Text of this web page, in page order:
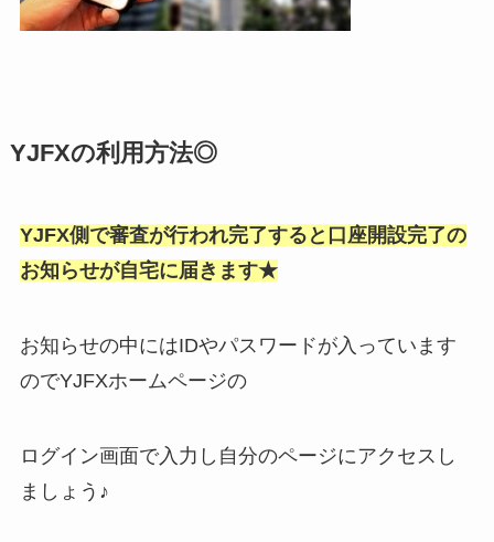
YJFXの利用方法◎
YJFX側で審査が行われ完了すると口座開設完了の
お知らせが自宅に届きます★
お知らせの中にはIDやパスワードが入っています
のでYJFXホームページの
ログイン画面で入力し自分のページにアクセスし
ましょう♪